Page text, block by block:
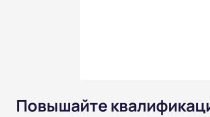
Повышайте